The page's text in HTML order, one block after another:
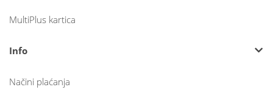
MultiPlus kartica
Info
Načini plaćanja